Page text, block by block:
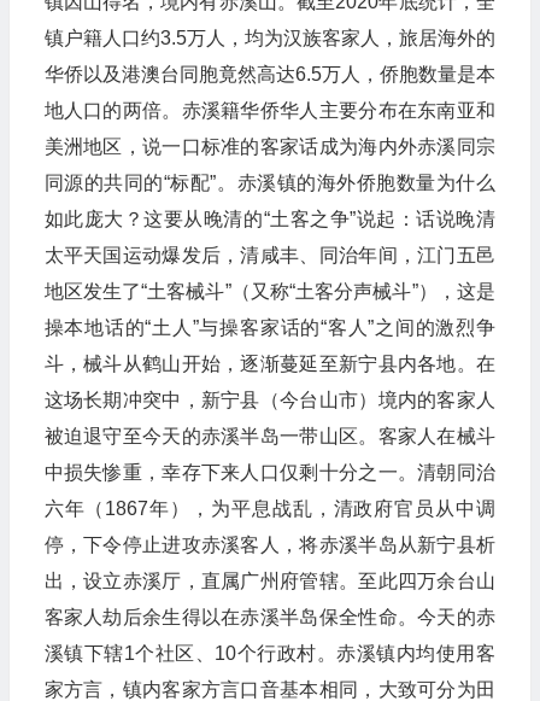
镇户籍人口约3.5万人，均为汉族客家人，旅居海外的
华侨以及港澳台同胞竟然高达6.5万人，侨胞数量是本
地人口的两倍。赤溪籍华侨华人主要分布在东南亚和
美洲地区，说一口标准的客家话成为海内外赤溪同宗
同源的共同的“标配”。赤溪镇的海外侨胞数量为什么
如此庞大？这要从晚清的“土客之争”说起：话说晚清
太平天国运动爆发后，清咸丰、同治年间，江门五邑
地区发生了“土客械斗”（又称“土客分声械斗”），这是
操本地话的“土人”与操客家话的“客人”之间的激烈争
斗，械斗从鹤山开始，逐渐蔓延至新宁县内各地。在
这场长期冲突中，新宁县（今台山市）境内的客家人
被迫退守至今天的赤溪半岛一带山区。客家人在械斗
中损失惨重，幸存下来人口仅剩十分之一。清朝同治
六年（1867年），为平息战乱，清政府官员从中调
停，下令停止进攻赤溪客人，将赤溪半岛从新宁县析
出，设立赤溪厅，直属广州府管辖。至此四万余台山
客家人劫后余生得以在赤溪半岛保全性命。今天的赤
溪镇下辖1个社区、10个行政村。赤溪镇内均使用客
家方言，镇内客家方言口音基本相同，大致可分为田